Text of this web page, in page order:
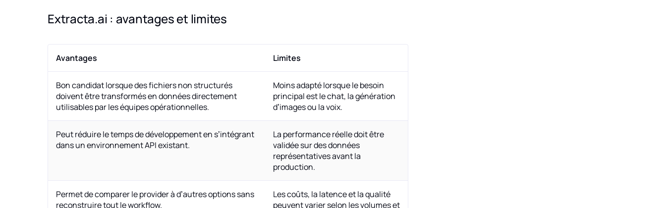
Extracta.ai : avantages et limites
Avantages Limites
Bon candidat lorsque des fichiers non structurés
doivent être transformés en données directement
utilisables par les équipes opérationnelles.
Moins adapté lorsque le besoin
principal est le chat, la génération
d’images ou la voix.
Peut réduire le temps de développement en s’intégrant
dans un environnement API existant.
La performance réelle doit être
validée sur des données
représentatives avant la
production.
Permet de comparer le provider à d’autres options sans
reconstruire tout le workflow.
Les coûts, la latence et la qualité
peuvent varier selon les volumes et